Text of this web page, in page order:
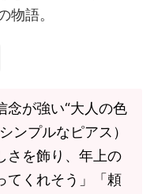
物語。
念が強い“大人の色
ンプルなピアス）
さを飾り、年上の
てくれそう」「頼